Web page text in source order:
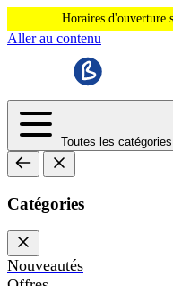
Horaires d'ouverture
Aller au contenu
Toutes les catégories
Catégories
Nouveautés